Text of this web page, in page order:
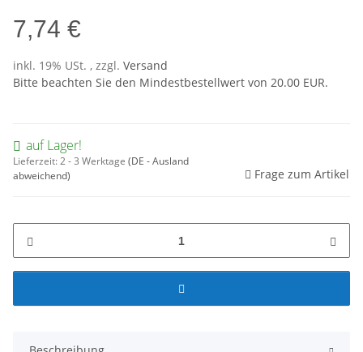
7,74 €
inkl. 19% USt. , zzgl. Versand
Bitte beachten Sie den Mindestbestellwert von 20.00 EUR.
auf Lager!
Lieferzeit:2 - 3 Werktage (DE - Ausland
abweichend)
Frage zum Artikel